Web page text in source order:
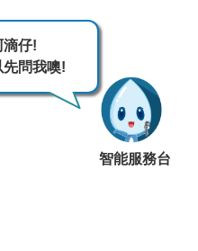
滴仔!
問我噢!
智能服務台